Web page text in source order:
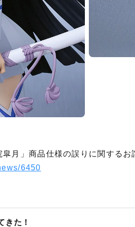
月」商品仕様の誤りに関するお
6450
きた！